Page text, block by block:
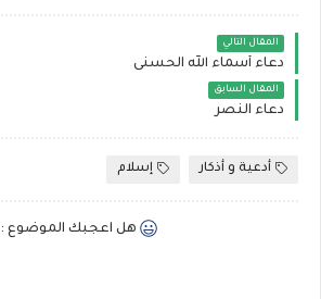
المقال التالي
دعاء أسماء الله الحسنى
المقال السابق
دعاء النصر
أدعية و أذكار إسلام
هل اعجبك الموضوع :